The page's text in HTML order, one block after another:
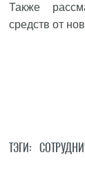
Также
средств от
ТЭГИ: